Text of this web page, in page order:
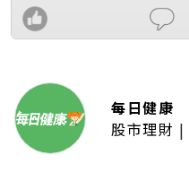
每日健康
股市理財 |